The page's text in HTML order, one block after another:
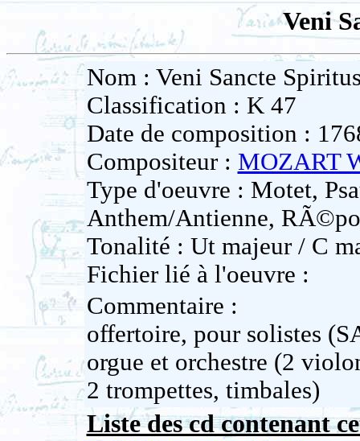
Veni
Nom : Veni Sancte
Classification : K 47
Date de composition :
Compositeur : MOZART
Type d'oeuvre : Motet,
Anthem/Antienne,
Tonalité : Ut majeur / C
Fichier lié à l'oeuvre :
Commentaire :
offertoire, pour solistes
orgue et orchestre (2
2 trompettes, timbales)
Liste des cd contenant